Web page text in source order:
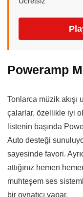
Poweramp
Tonlarca müzik akışı
çalarlar, özellikle iyi
listenin başında
Auto desteği
sayesinde favori.
attığınız hemen
muhteşem ses
bir oynatıcı yapar.